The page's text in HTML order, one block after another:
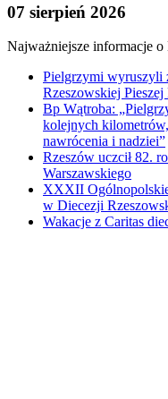
07 sierpień 2026
Najważniejsze informacje
Pielgrzymi wyruszyli
Rzeszowskiej
Bp Wątroba:
kolejnych
nawrócenia i nadziei”
Rzeszów uczcił 82.
Warszawskiego
XXXII Ogólnopolskie
w Diecezji
Wakacje z Caritas